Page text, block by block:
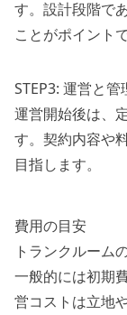
す。設計段階で
ことがポイントで
STEP3: 運営と管
運営開始後は、
す。契約内容や
目指します。
費用の目安
トランクルーム
一般的には初期
営コストは立地